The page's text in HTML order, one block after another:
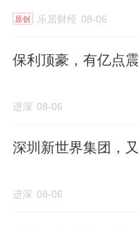
原创 乐居财经 08-06
保利顶豪，有亿点
进深 08-06
深圳新世界集团，
进深 08-06